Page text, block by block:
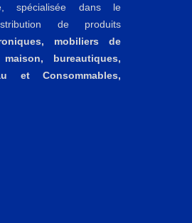
spécialisée dans le
de produits
mobiliers de
bureautiques,
et Consommables,